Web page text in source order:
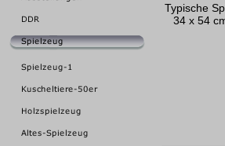
Typische
34 x 54